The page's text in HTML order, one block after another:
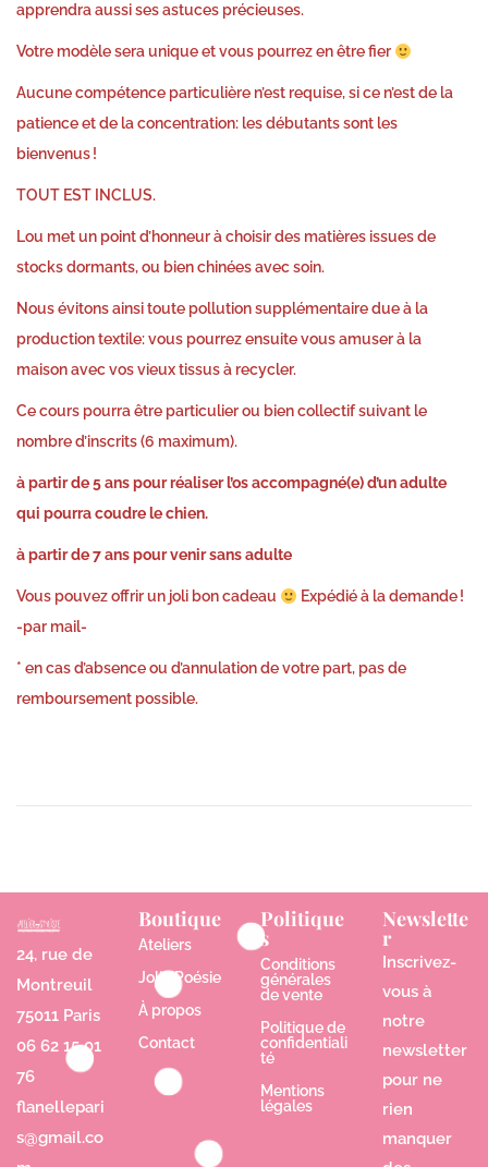
apprendra aussi ses astuces précieuses.
Votre modèle sera unique et vous pourrez en être fier
Aucune compétence particulière n’est requise, si ce n’est de la
patience et de la concentration: les débutants sont les
bienvenus !
TOUT EST INCLUS.
Lou met un point d’honneur à choisir des matières issues de
stocks dormants, ou bien chinées avec soin.
Nous évitons ainsi toute pollution supplémentaire due à la
production textile: vous pourrez ensuite vous amuser à la
maison avec vos vieux tissus à recycler.
Ce cours pourra être particulier ou bien collectif suivant le
nombre d’inscrits (6 maximum).
à partir de 5 ans pour réaliser l’os accompagné(e) d’un adulte
qui pourra coudre le chien.
à partir de 7 ans pour venir sans adulte
Vous pouvez offrir un joli bon cadeau
Expédié à la demande !
-par mail-
* en cas d’absence ou d’annulation de votre part, pas de
remboursement possible.
24, rue de
Montreuil
75011 Paris
06 62 15 01
76
flanellepari
s@gmail.co
Boutique
Ateliers
Jolie Poésie
À propos
Contact
Politique
s
Conditions
générales
de vente
Politique de
confidentiali
té
Mentions
légales
Newslette
r
Inscrivez-
vous à
notre
newsletter
pour ne
rien
manquer